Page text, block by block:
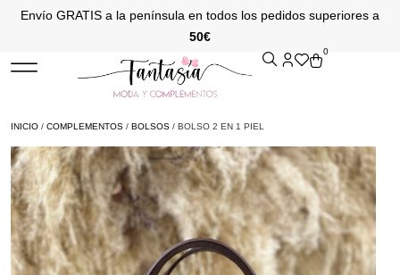
Envío GRATIS a la península en todos los pedidos superiores a
50€
0
INICIO / COMPLEMENTOS / BOLSOS / BOLSO 2 EN 1 PIEL